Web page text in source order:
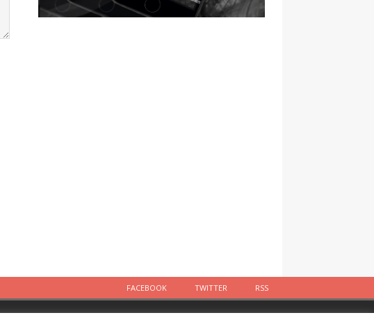
FACEBOOK TWITTER RSS